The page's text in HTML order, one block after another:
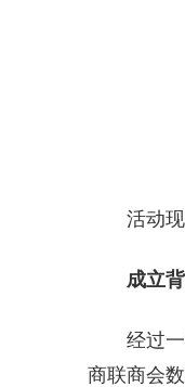
活动
成立
经过
商联商会